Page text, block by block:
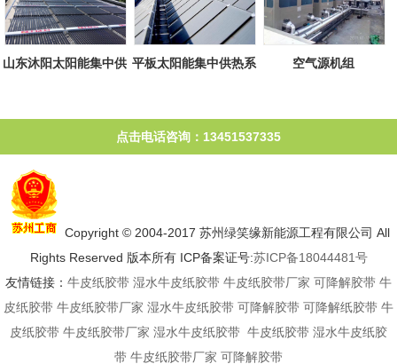
山东沐阳太阳能集中供 平板太阳能集中供热系
空气源机组
点击电话咨询：13451537335
Copyright © 2004-2017 苏州绿笑缘新能源工程有限公司 All
Rights Reserved 版本所有 ICP备案证号:苏ICP备18044481号
友情链接： 牛皮纸胶带 湿水牛皮纸胶带 牛皮纸胶带厂家 可降解胶带 牛
皮纸胶带 牛皮纸胶带厂家 湿水牛皮纸胶带 可降解胶带 可降解纸胶带 牛
皮纸胶带 牛皮纸胶带厂家 湿水牛皮纸胶带 牛皮纸胶带 湿水牛皮纸胶
带 牛皮纸胶带厂家 可降解胶带